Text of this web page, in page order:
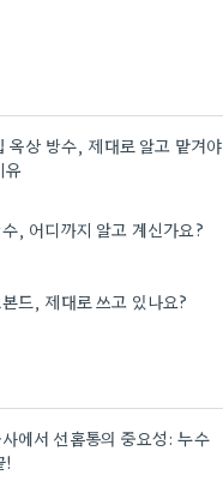
옥상 방수, 제대로 알고 맡겨야
유
, 어디까지 알고 계신가요?
드, 제대로 쓰고 있나요?
에서 선홈통의 중요성: 누수
!